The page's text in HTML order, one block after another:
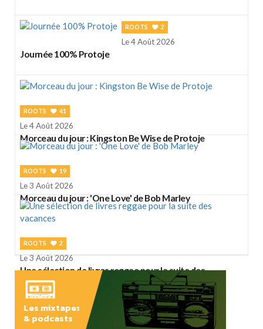
ROOTS 2
Le 4 Août 2026
Journée 100% Protoje
ROOTS 41
Le 4 Août 2026
Morceau du jour : Kingston Be Wise de Protoje
ROOTS 19
Le 3 Août 2026
Morceau du jour : 'One Love' de Bob Marley
ROOTS 2
Le 3 Août 2026
Une sélection de livres reggae pour la suite des
vacances
Les mixtapes
& podcasts